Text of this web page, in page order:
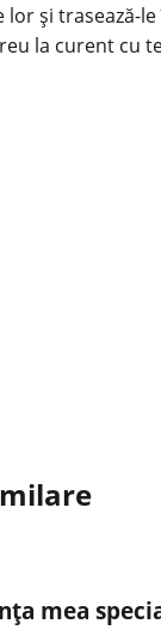
lor și trasează-
la curent cu
mea